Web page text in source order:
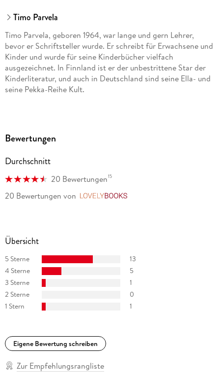
80337 München, Produktsicherheit,
produktsicherheit@dtv.de
Timo Parvela
Timo Parvela, geboren 1964, war lange und gern Lehrer,
bevor er Schriftsteller wurde. Er schreibt für Erwachsene und
Kinder und wurde für seine Kinderbücher vielfach
ausgezeichnet. In Finnland ist er der unbestrittene Star der
Kinderliteratur, und auch in Deutschland sind seine Ella- und
seine Pekka-Reihe Kult.
Bewertungen
Durchschnitt
20 Bewertungen15
20 Bewertungen von
Übersicht
5 Sterne
13
4 Sterne
5
3 Sterne
1
2 Sterne
0
1 Stern
1
Eigene Bewertung schreiben
Zur Empfehlungsrangliste